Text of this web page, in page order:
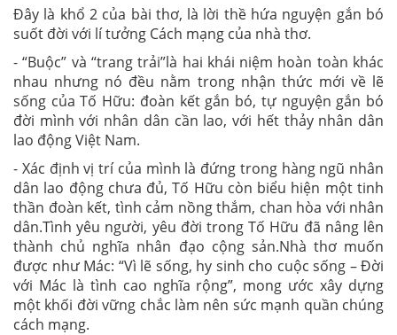
Đây là khổ 2 của bài thơ, là lời thề hứa nguyện gắn bó
suốt đời với lí tưởng Cách mạng của nhà thơ.
- “Buộc” và “trang trải”là hai khái niệm hoàn toàn khác
nhau nhưng nó đều nằm trong nhận thức mới về lẽ
sống của Tố Hữu: đoàn kết gắn bó, tự nguyện gắn bó
đời mình với nhân dân cần lao, với hết thảy nhân dân
lao động Việt Nam.
- Xác định vị trí của mình là đứng trong hàng ngũ nhân
dân lao động chưa đủ, Tố Hữu còn biểu hiện một tinh
thần đoàn kết, tình cảm nồng thắm, chan hòa với nhân
dân.Tình yêu người, yêu đời trong Tố Hữu đã nâng lên
thành chủ nghĩa nhân đạo cộng sản.Nhà thơ muốn
được như Mác: “Vì lẽ sống, hy sinh cho cuộc sống – Đời
với Mác là tình cao nghĩa rộng”, mong ước xây dựng
một khối đời vững chắc làm nên sức mạnh quần chúng
cách mạng.